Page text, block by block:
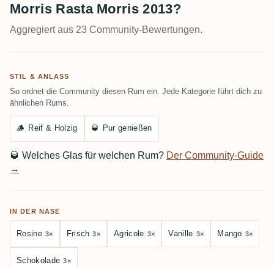
Morris Rasta Morris 2013?
Aggregiert aus 23 Community-Bewertungen.
STIL & ANLASS
So ordnet die Community diesen Rum ein. Jede Kategorie führt dich zu
ähnlichen Rums.
🪵 Reif & Holzig 🥃 Pur genießen
🥃 Welches Glas für welchen Rum? Der Community-Guide
→
IN DER NASE
Rosine 3× Frisch 3× Agricole 3× Vanille 3× Mango 3×
Schokolade 3×